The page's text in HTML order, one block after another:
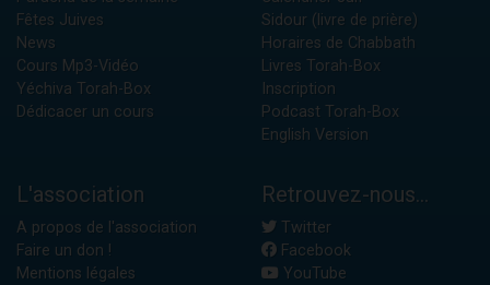
Fêtes Juives
News
Cours Mp3-Vidéo
Yéchiva Torah-Box
Dédicacer un cours
Sidour (livre de prière)
Horaires de Chabbath
Livres Torah-Box
Inscription
Podcast Torah-Box
English Version
L'association
A propos de l'association
Faire un don !
Mentions légales
Retrouvez-nous...
Twitter
Facebook
YouTube